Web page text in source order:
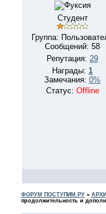
Студент
Группа:
Сообщений: 58
Репутация: 29
Награды: 1
Замечания: 0%
Статус: Offline
ФОРУМ ПОСТУПИМ.РУ»
продолжительность и